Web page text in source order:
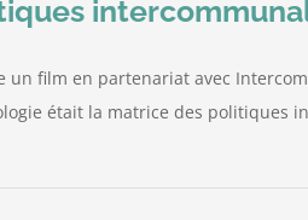
film en partenariat avec
était la matrice des politiques